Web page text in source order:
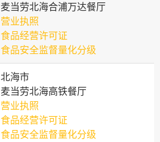
麦当劳北海合浦万达餐厅
营业执照
食品经营许可证
食品安全监督量化分级
北海市
麦当劳北海高铁餐厅
营业执照
食品经营许可证
食品安全监督量化分级